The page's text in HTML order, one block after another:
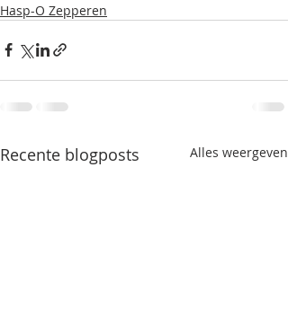
Hasp-O Zepperen
Recente blogposts Alles weergeven